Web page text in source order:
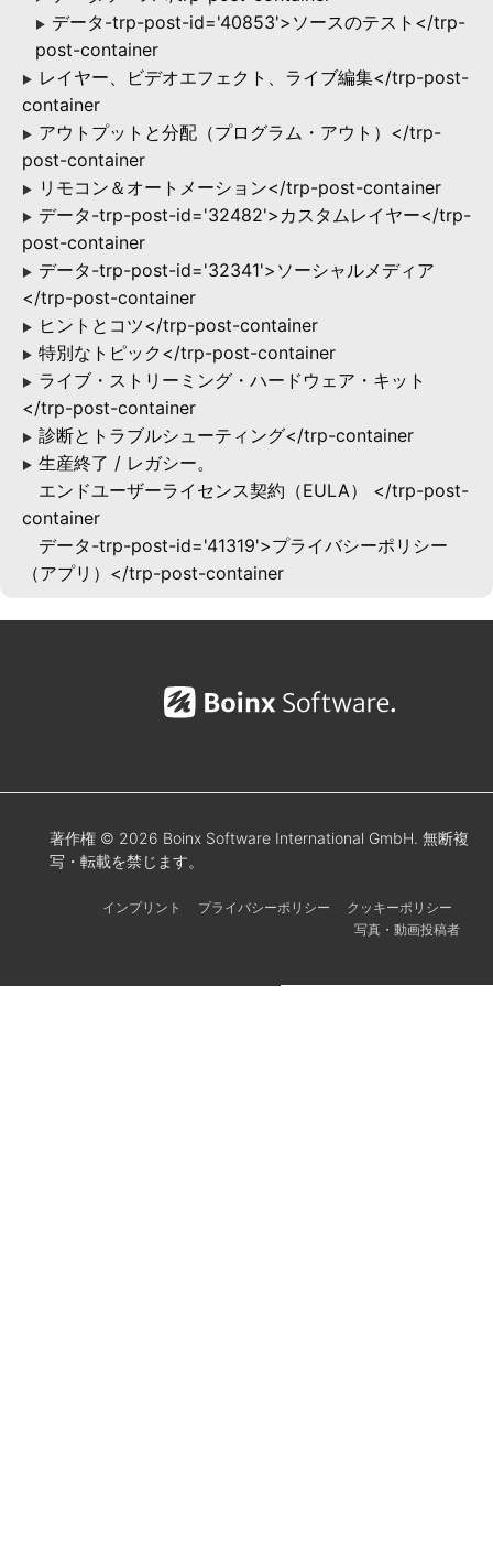
▶ データ-trp-post-id='40853'>ソースのテスト</trp-
post-container
▶
レイヤー、ビデオエフェクト、ライブ編集</trp-post-
container
▶ アウトプットと分配（プログラム・アウト）</trp-
post-container
▶ リモコン＆オートメーション</trp-post-container
▶ データ-trp-post-id='32482'>カスタムレイヤー</trp-
post-container
▶ データ-trp-post-id='32341'>ソーシャルメディア
</trp-post-container
▶ ヒントとコツ</trp-post-container
▶ 特別なトピック</trp-post-container
▶ ライブ・ストリーミング・ハードウェア・キット
</trp-post-container
▶ 診断とトラブルシューティング</trp-container
▶ 生産終了 / レガシー。
エンドユーザーライセンス契約（EULA） </trp-post-
container
データ-trp-post-id='41319'>プライバシーポリシー
（アプリ）</trp-post-container
著作権 © 2026 Boinx Software International GmbH. 無断複
写・転載を禁じます。
インプリント プライバシーポリシー
クッキーポリシー
写真・動画投稿者